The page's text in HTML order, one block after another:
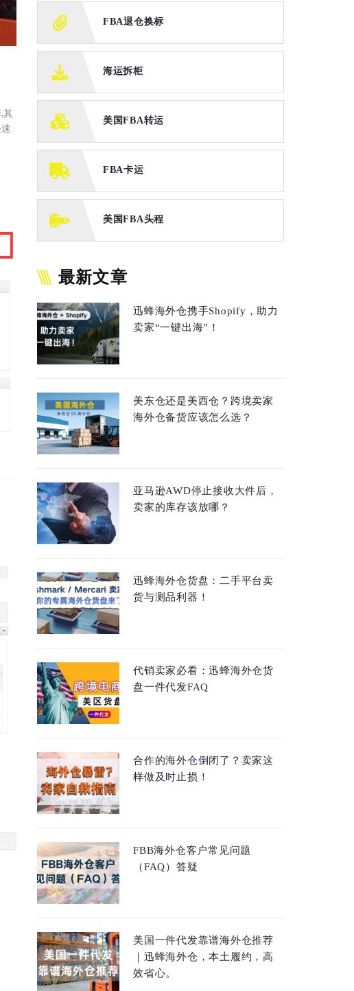
其
FBA退仓换标
海运拆柜
美国FBA转运
FBA卡运
美国FBA头程
最新文章
迅蜂海外仓携手Shopify，助力
卖家“一键出海”！
美东仓还是美西仓？跨境卖家
海外仓备货应该怎么选？
亚马逊AWD停止接收大件后，
卖家的库存该放哪？
迅蜂海外仓货盘：二手平台卖
货与测品利器！
代销卖家必看：迅蜂海外仓货
盘一件代发FAQ
合作的海外仓倒闭了？卖家这
样做及时止损！
FBB海外仓客户常见问题
（FAQ）答疑
美国一件代发靠谱海外仓推荐
｜迅蜂海外仓，本土履约，高
效省心。